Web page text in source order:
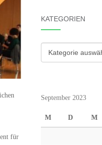
für
KATEGORIEN
Kategorien
September 2023
M D M